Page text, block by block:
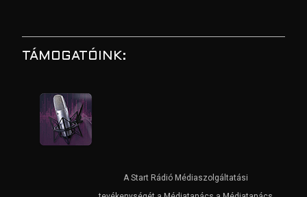
TÁMOGATÓINK:
A Start Rádió Médiaszolgáltatási